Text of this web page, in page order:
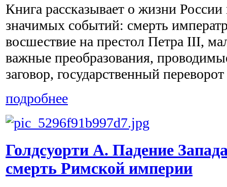
Книга рассказывает о жизни России
значимых событий: смерть
восшествие на престол Петра III,
важные преобразования,
заговор, государственный
подробнее
Голдсуорти А. Падение
смерть Римской империи